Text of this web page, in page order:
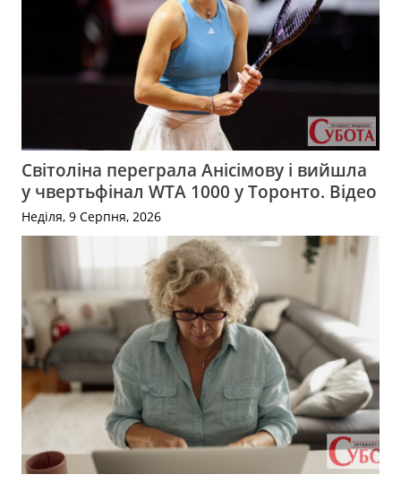
Світоліна переграла Анісімову і вийшла
у чвертьфінал WTA 1000 у Торонто. Відео
Неділя, 9 Серпня, 2026